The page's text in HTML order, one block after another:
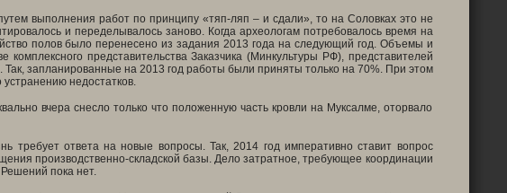
выполнения работ по принципу «тяп-ляп – и сдали», то на Соловках это не
и переделывалось заново. Когда археологам потребовалось время на
полов было перенесено из задания 2013 года на следующий год. Объемы и
представительства Заказчика (Минкультуры РФ), представителей
запланированные на 2013 год работы были приняты только на 70%. При этом
недостатков.
вчера снесло только что положенную часть кровли на Муксалме, оторвало
требует ответа на новые вопросы. Так, 2014 год императивно ставит вопрос
производственно-складской базы. Дело затратное, требующее координации
пока нет.